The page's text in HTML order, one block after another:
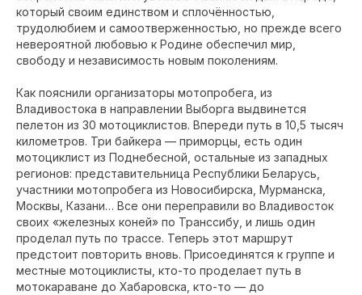
который своим единством и сплочённостью,
трудолюбием и самоотверженностью, но прежде всего
невероятной любовью к Родине обеспечил мир,
свободу и независимость новым поколениям.
Как пояснили организаторы мотопробега, из
Владивостока в направлении Выборга выдвинется
пелетон из 30 мотоциклистов. Впереди путь в 10,5 тысяч
километров. Три байкера — приморцы, есть один
мотоциклист из Поднебесной, остальные из западных
регионов: представительница Республики Беларусь,
участники мотопробега из Новосибирска, Мурманска,
Москвы, Казани… Все они переправили во Владивосток
своих «железных коней» по Транссибу, и лишь один
проделал путь по трассе. Теперь этот маршрут
предстоит повторить вновь. Присоединятся к группе и
местные мотоциклисты, кто-то проделает путь в
мотокараване до Хабаровска, кто-то — до